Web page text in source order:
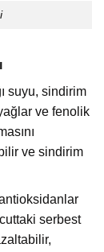
suyu, sindirim
ve fenolik
ve sindirim
serbest